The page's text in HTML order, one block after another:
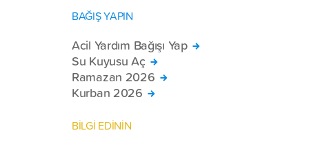
BAĞIŞ YAPIN
Acil Yardım Bağışı Yap
Su Kuyusu Aç
Ramazan 2026
Kurban 2026
BİLGİ EDİNİN